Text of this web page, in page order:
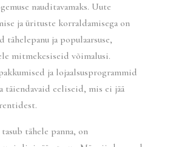
nauditavamaks. Uute
ja ürituste korraldamisega on
tähelepanu ja populaarsuse,
mitmekesiseid võimalusi.
ja lojaalsusprogrammid
täiendavaid eeliseid, mis ei jää
tähele panna, on